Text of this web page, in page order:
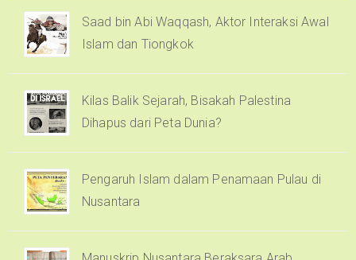
Saad bin Abi Waqqash, Aktor Interaksi Awal
Islam dan Tiongkok
Kilas Balik Sejarah, Bisakah Palestina
Dihapus dari Peta Dunia?
Pengaruh Islam dalam Penamaan Pulau di
Nusantara